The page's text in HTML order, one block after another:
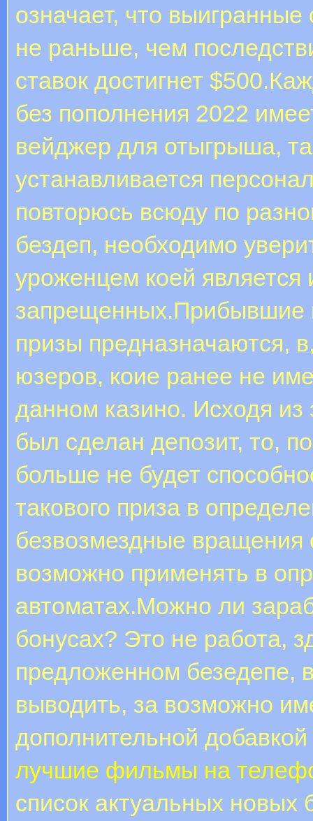
означает, что
не раньше, чем
ставок достигнет
без пополнения 2022
вейджер для отыгрыша,
устанавливается
повторюсь всюду по
бездеп, необходимо
уроженцем коей является
запрещенных.Прибывшие
призы предназначаются,
юзеров, коие ранее не
данном казино. Исходя из
был сделан депозит, то,
больше не будет
такового приза в
безвозмездные вращения
возможно применять в
автоматах.Можно ли
бонусах? Это не работа,
предложенном безедепе,
выводить, за возможно
дополнительной
лучшие фильмы на
список актуальных новых